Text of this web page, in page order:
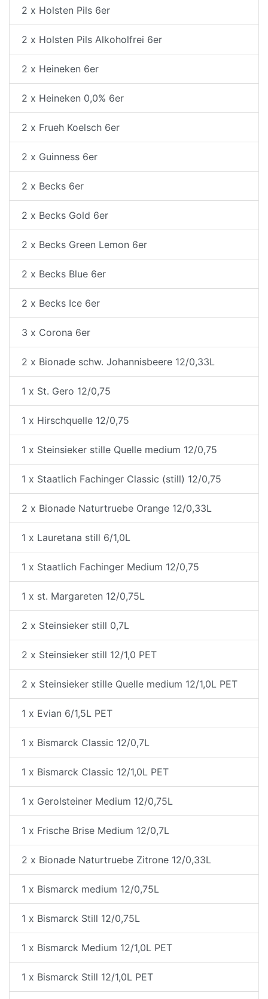
2 x Holsten Pils 6er
2 x Holsten Pils Alkoholfrei 6er
2 x Heineken 6er
2 x Heineken 0,0% 6er
2 x Frueh Koelsch 6er
2 x Guinness 6er
2 x Becks 6er
2 x Becks Gold 6er
2 x Becks Green Lemon 6er
2 x Becks Blue 6er
2 x Becks Ice 6er
3 x Corona 6er
2 x Bionade schw. Johannisbeere 12/0,33L
1 x St. Gero 12/0,75
1 x Hirschquelle 12/0,75
1 x Steinsieker stille Quelle medium 12/0,75
1 x Staatlich Fachinger Classic (still) 12/0,75
2 x Bionade Naturtruebe Orange 12/0,33L
1 x Lauretana still 6/1,0L
1 x Staatlich Fachinger Medium 12/0,75
1 x st. Margareten 12/0,75L
2 x Steinsieker still 0,7L
2 x Steinsieker still 12/1,0 PET
2 x Steinsieker stille Quelle medium 12/1,0L PET
1 x Evian 6/1,5L PET
1 x Bismarck Classic 12/0,7L
1 x Bismarck Classic 12/1,0L PET
1 x Gerolsteiner Medium 12/0,75L
1 x Frische Brise Medium 12/0,7L
2 x Bionade Naturtruebe Zitrone 12/0,33L
1 x Bismarck medium 12/0,75L
1 x Bismarck Still 12/0,75L
1 x Bismarck Medium 12/1,0L PET
1 x Bismarck Still 12/1,0L PET